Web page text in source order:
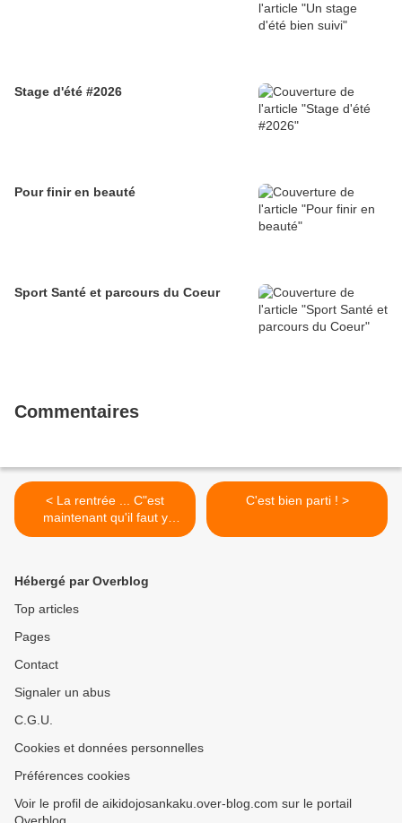
Stage d'été #2026
Pour finir en beauté
Sport Santé et parcours du Coeur
Commentaires
< La rentrée ... C"est
maintenant qu'il faut y
penser !
C'est bien parti ! >
Hébergé par Overblog
Top articles
Pages
Contact
Signaler un abus
C.G.U.
Cookies et données personnelles
Préférences cookies
Voir le profil de aikidojosankaku.over-blog.com sur le portail